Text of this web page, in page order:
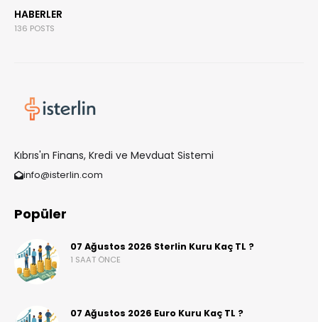
HABERLER
136 POSTS
Kıbrıs'ın Finans, Kredi ve Mevduat Sistemi
info@isterlin.com
Popüler
07 Ağustos 2026 Sterlin Kuru Kaç TL ?
1 SAAT ÖNCE
07 Ağustos 2026 Euro Kuru Kaç TL ?